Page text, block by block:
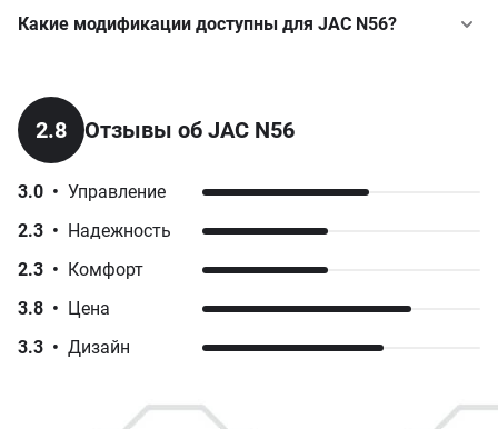
JAC N120у кредит
JAC N90
Какие модификации доступны для JAC N56?
2.8D MT (150 к.с.) АГП-18 DoubleCab
от 3 949 755 грн
от 1 508 048 грн
DC 2.2D MT (122 к.с.)
от 1 919 090 грн
DC 2.8D MT (147 к.с.)
2.8D MT (147 к.с.)
2.8 Отзывы об JAC N56
3.0 • Управление
2.3 • Надежность
2.3 • Комфорт
3.8 • Цена
3.3 • Дизайн